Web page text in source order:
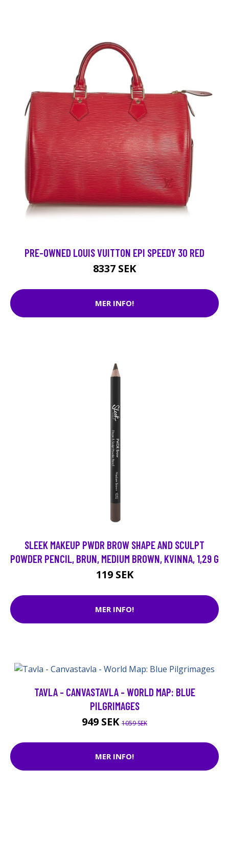
PRE-OWNED LOUIS VUITTON EPI SPEEDY 30 RED
8337 SEK
MER INFO!
SLEEK MAKEUP PWDR BROW SHAPE AND SCULPT
POWDER PENCIL, BRUN, MEDIUM BROWN, KVINNA, 1,29 G
119 SEK
MER INFO!
TAVLA - CANVASTAVLA - WORLD MAP: BLUE
PILGRIMAGES
949 SEK 1059 SEK
MER INFO!